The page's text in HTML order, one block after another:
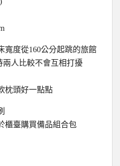
寬度從160公分起跳的旅館
兩人比較不會互相打擾
枕頭好一點點
櫃臺購買備品組合包